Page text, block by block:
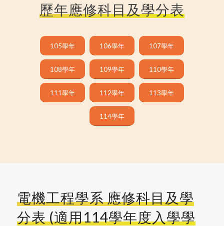
歷年應修科目及學分表
105學年 106學年 107學年
108學年 109學年 110學年
111學年 112學年 113學年
114學年
電機工程學系 應修科目及學
分表 (適用114學年度入學學